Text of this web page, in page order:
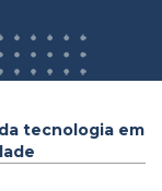
tecnologia em